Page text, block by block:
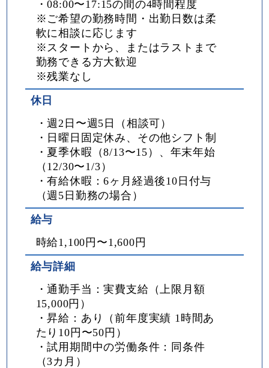
・08:00〜17:15の間の4時間程度
※ご希望の勤務時間・出勤日数は柔
軟に相談に応じます
※スタートから、またはラストまで
勤務できる方大歓迎
※残業なし
休日
・週2日〜週5日（相談可）
・日曜日固定休み、その他シフト制
・夏季休暇（8/13〜15）、年末年始
（12/30〜1/3）
・有給休暇：6ヶ月経過後10日付与
（週5日勤務の場合）
給与
時給1,100円〜1,600円
給与詳細
・通勤手当：実費支給（上限月額
15,000円）
・昇給：あり（前年度実績 1時間あ
たり10円〜50円）
・試用期間中の労働条件：同条件
（3カ月）